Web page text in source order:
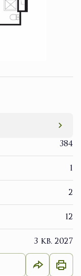
384
1
2
12
3 кв. 2027